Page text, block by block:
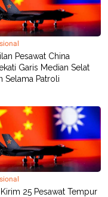
Pesawat China
Garis Median Selat
Selama Patroli
25 Pesawat Tempur